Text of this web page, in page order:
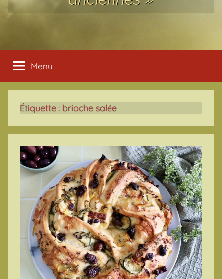
Menu
Étiquette : brioche salée